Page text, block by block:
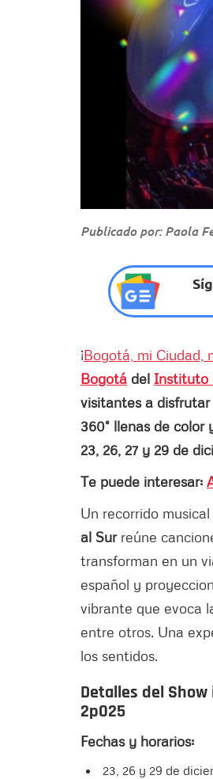
Publicado por: Paola
¡Bogotá, mi Ciudad,
Bogotá del Instituto
visitantes a disfrutar
360° llenas de color
23, 26, 27 y 29 de
Te puede interesar:
Un recorrido
al Surreúne
transforman en un
español y
vibrante que evoca
entre otros. Una
los sentidos.
Detalles del
2p025
Fechas y horarios:
23, 26 y 29 de